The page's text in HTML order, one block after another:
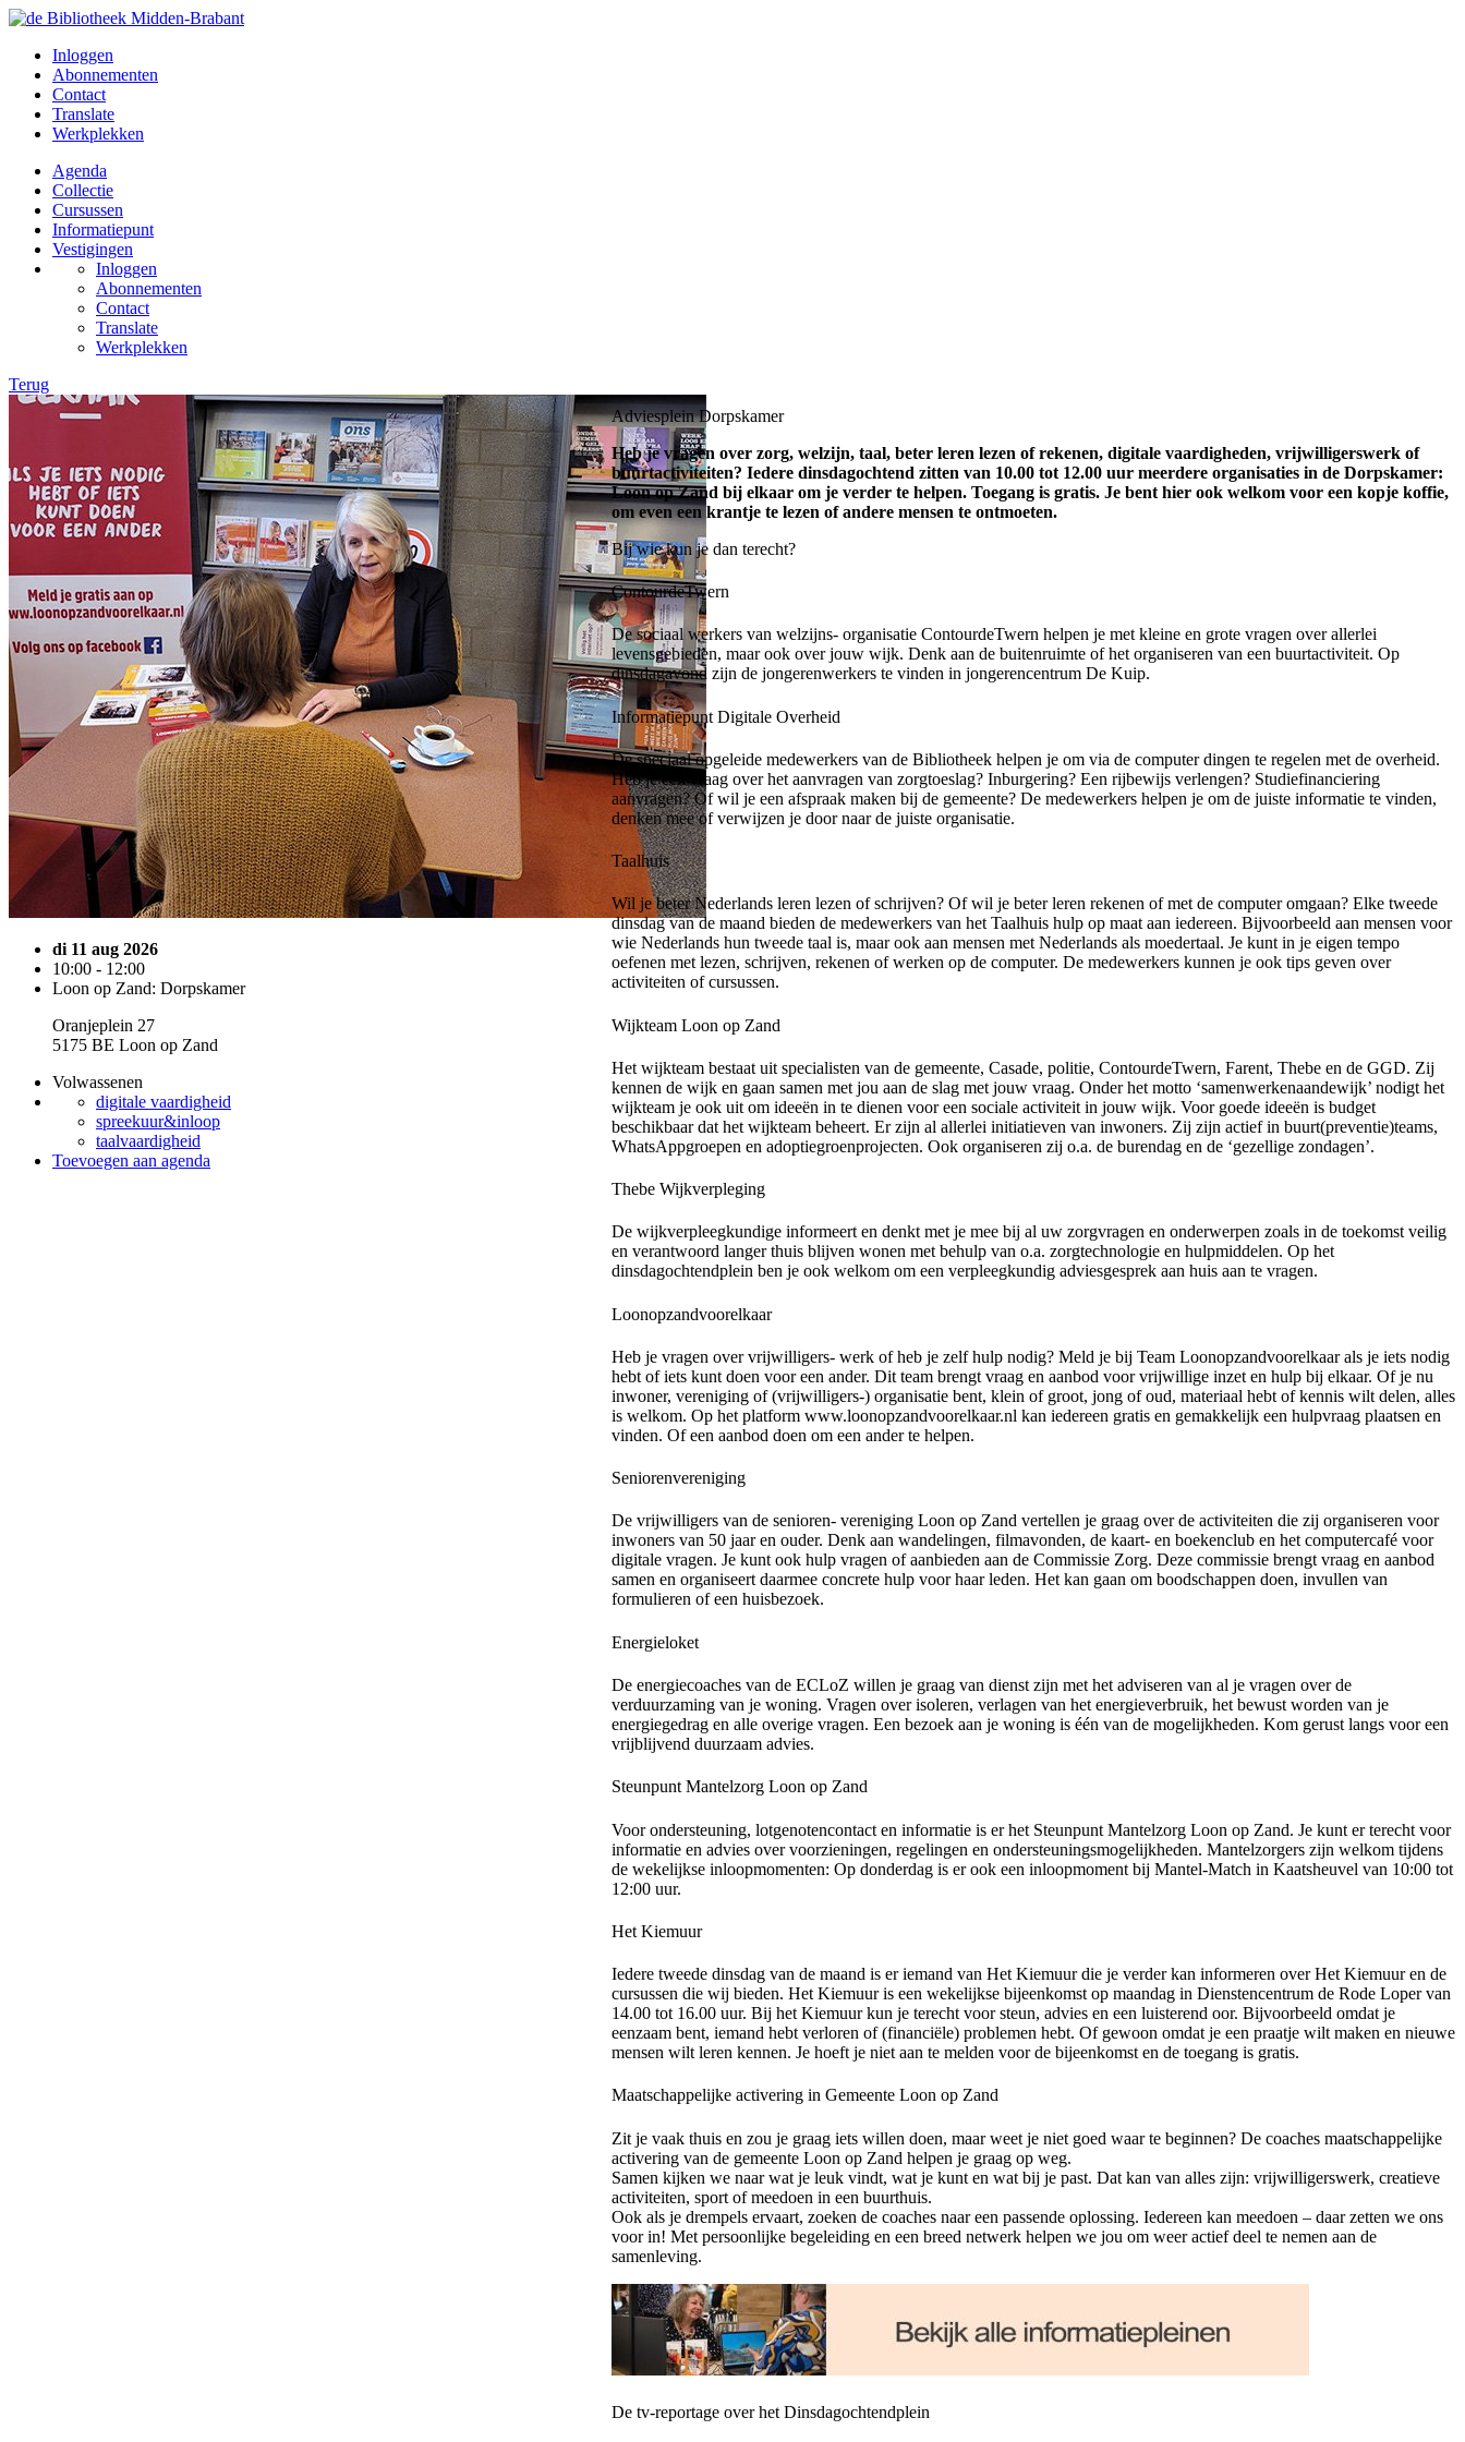
Inloggen
Abonnementen
Contact
Translate
Werkplekken
Agenda
Collectie
Cursussen
Informatiepunt
Vestigingen
Inloggen
Abonnementen
Contact
Translate
Werkplekken
Terug
di 11 aug 2026
10:00 - 12:00
Loon op Zand: Dorpskamer
Oranjeplein 27
5175 BE Loon op Zand
Volwassenen
digitale vaardigheid
spreekuur&inloop
taalvaardigheid
Toevoegen aan agenda
Adviesplein Dorpskamer
Heb je vragen over zorg, welzijn, taal, beter leren lezen of rekenen, digitale vaardigheden, vrijwilligerswerk of
buurtactiviteiten? Iedere dinsdagochtend zitten van 10.00 tot 12.00 uur meerdere organisaties in de Dorpskamer:
Loon op Zand bij elkaar om je verder te helpen. Toegang is gratis. Je bent hier ook welkom voor een kopje koffie,
om even een krantje te lezen of andere mensen te ontmoeten.
Bij wie kun je dan terecht?
ContourdeTwern
De sociaal werkers van welzijns- organisatie ContourdeTwern helpen je met kleine en grote vragen over allerlei
levensgebieden, maar ook over jouw wijk. Denk aan de buitenruimte of het organiseren van een buurtactiviteit. Op
dinsdagavond zijn de jongerenwerkers te vinden in jongerencentrum De Kuip.
Informatiepunt Digitale Overheid
De speciaal opgeleide medewerkers van de Bibliotheek helpen je om via de computer dingen te regelen met de overheid.
Heb je een vraag over het aanvragen van zorgtoeslag? Inburgering? Een rijbewijs verlengen? Studiefinanciering
aanvragen? Of wil je een afspraak maken bij de gemeente? De medewerkers helpen je om de juiste informatie te vinden,
denken mee of verwijzen je door naar de juiste organisatie.
Taalhuis
Wil je beter Nederlands leren lezen of schrijven? Of wil je beter leren rekenen of met de computer omgaan? Elke tweede
dinsdag van de maand bieden de medewerkers van het Taalhuis hulp op maat aan iedereen. Bijvoorbeeld aan mensen voor
wie Nederlands hun tweede taal is, maar ook aan mensen met Nederlands als moedertaal. Je kunt in je eigen tempo
oefenen met lezen, schrijven, rekenen of werken op de computer. De medewerkers kunnen je ook tips geven over
activiteiten of cursussen.
Wijkteam Loon op Zand
Het wijkteam bestaat uit specialisten van de gemeente, Casade, politie, ContourdeTwern, Farent, Thebe en de GGD. Zij
kennen de wijk en gaan samen met jou aan de slag met jouw vraag. Onder het motto ‘samenwerkenaandewijk’ nodigt het
wijkteam je ook uit om ideeën in te dienen voor een sociale activiteit in jouw wijk. Voor goede ideeën is budget
beschikbaar dat het wijkteam beheert. Er zijn al allerlei initiatieven van inwoners. Zij zijn actief in buurt(preventie)teams,
WhatsAppgroepen en adoptiegroenprojecten. Ook organiseren zij o.a. de burendag en de ‘gezellige zondagen’.
Thebe Wijkverpleging
De wijkverpleegkundige informeert en denkt met je mee bij al uw zorgvragen en onderwerpen zoals in de toekomst veilig
en verantwoord langer thuis blijven wonen met behulp van o.a. zorgtechnologie en hulpmiddelen. Op het
dinsdagochtendplein ben je ook welkom om een verpleegkundig adviesgesprek aan huis aan te vragen.
Loonopzandvoorelkaar
Heb je vragen over vrijwilligers- werk of heb je zelf hulp nodig? Meld je bij Team Loonopzandvoorelkaar als je iets nodig
hebt of iets kunt doen voor een ander. Dit team brengt vraag en aanbod voor vrijwillige inzet en hulp bij elkaar. Of je nu
inwoner, vereniging of (vrijwilligers-) organisatie bent, klein of groot, jong of oud, materiaal hebt of kennis wilt delen, alles
is welkom. Op het platform www.loonopzandvoorelkaar.nl kan iedereen gratis en gemakkelijk een hulpvraag plaatsen en
vinden. Of een aanbod doen om een ander te helpen.
Seniorenvereniging
De vrijwilligers van de senioren- vereniging Loon op Zand vertellen je graag over de activiteiten die zij organiseren voor
inwoners van 50 jaar en ouder. Denk aan wandelingen, filmavonden, de kaart- en boekenclub en het computercafé voor
digitale vragen. Je kunt ook hulp vragen of aanbieden aan de Commissie Zorg. Deze commissie brengt vraag en aanbod
samen en organiseert daarmee concrete hulp voor haar leden. Het kan gaan om boodschappen doen, invullen van
formulieren of een huisbezoek.
Energieloket
De energiecoaches van de ECLoZ willen je graag van dienst zijn met het adviseren van al je vragen over de
verduurzaming van je woning. Vragen over isoleren, verlagen van het energieverbruik, het bewust worden van je
energiegedrag en alle overige vragen. Een bezoek aan je woning is één van de mogelijkheden. Kom gerust langs voor een
vrijblijvend duurzaam advies.
Steunpunt Mantelzorg Loon op Zand
Voor ondersteuning, lotgenotencontact en informatie is er het Steunpunt Mantelzorg Loon op Zand. Je kunt er terecht voor
informatie en advies over voorzieningen, regelingen en ondersteuningsmogelijkheden. Mantelzorgers zijn welkom tijdens
de wekelijkse inloopmomenten: Op donderdag is er ook een inloopmoment bij Mantel-Match in Kaatsheuvel van 10:00 tot
12:00 uur.
Het Kiemuur
Iedere tweede dinsdag van de maand is er iemand van Het Kiemuur die je verder kan informeren over Het Kiemuur en de
cursussen die wij bieden. Het Kiemuur is een wekelijkse bijeenkomst op maandag in Dienstencentrum de Rode Loper van
14.00 tot 16.00 uur. Bij het Kiemuur kun je terecht voor steun, advies en een luisterend oor. Bijvoorbeeld omdat je
eenzaam bent, iemand hebt verloren of (financiële) problemen hebt. Of gewoon omdat je een praatje wilt maken en nieuwe
mensen wilt leren kennen. Je hoeft je niet aan te melden voor de bijeenkomst en de toegang is gratis.
Maatschappelijke activering in Gemeente Loon op Zand
Zit je vaak thuis en zou je graag iets willen doen, maar weet je niet goed waar te beginnen? De coaches maatschappelijke
activering van de gemeente Loon op Zand helpen je graag op weg.
Samen kijken we naar wat je leuk vindt, wat je kunt en wat bij je past. Dat kan van alles zijn: vrijwilligerswerk, creatieve
activiteiten, sport of meedoen in een buurthuis.
Ook als je drempels ervaart, zoeken de coaches naar een passende oplossing. Iedereen kan meedoen – daar zetten we ons
voor in! Met persoonlijke begeleiding en een breed netwerk helpen we jou om weer actief deel te nemen aan de
samenleving.
De tv-reportage over het Dinsdagochtendplein